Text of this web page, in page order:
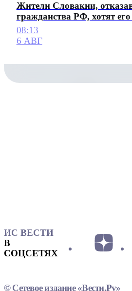
Жители Словакии,
гражданства РФ, хотят
08:13
6 АВГ
ИС ВЕСТИ
В
СОЦСЕТЯХ
© Сетевое издание «Вести.Ру»